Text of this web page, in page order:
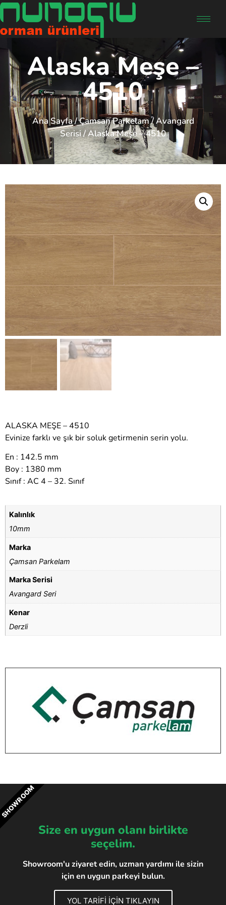
Alaska Meşe –
4510
Ana Sayfa/Çamsan Parkelam/Avangard
Serisi/ Alaska Meşe – 4510
ALASKA MEŞE – 4510
Evinize farklı ve şık bir soluk getirmenin serin yolu.
En : 142.5 mm
Boy : 1380 mm
Sınıf : AC 4 – 32. Sınıf
Kalınlık
10mm
Marka
Çamsan Parkelam
Marka Serisi
Avangard Seri
Kenar
Derzli
Size en uygun olanı birlikte
seçelim.
Showroom'u ziyaret edin, uzman yardımı ile sizin
için en uygun parkeyi bulun.
YOL TARİFİ İÇİN TIKLAYIN
SHOWROOM